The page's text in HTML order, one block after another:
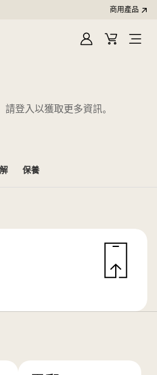
商用產品
登
購
請登入以獲取更多資訊。
保養